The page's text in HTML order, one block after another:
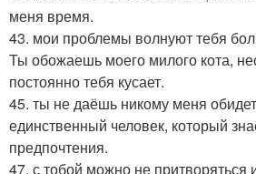
меня время.
43. мои проблемы волнуют тебя
Ты обожаешь моего милого кота,
постоянно тебя кусает.
45. ты не даёшь никому меня
единственный человек, который
предпочтения.
47. с тобой можно не притворяться